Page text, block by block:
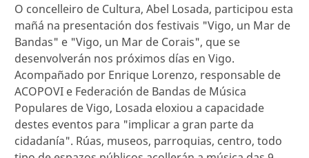
O concelleiro de Cultura, Abel Losada, participou esta
mañá na presentación dos festivais "Vigo, un Mar de
Bandas" e "Vigo, un Mar de Corais", que se
desenvolverán nos próximos días en Vigo.
Acompañado por Enrique Lorenzo, responsable de
ACOPOVI e Federación de Bandas de Música
Populares de Vigo, Losada eloxiou a capacidade
destes eventos para "implicar a gran parte da
cidadanía". Rúas, museos, parroquias, centro, todo